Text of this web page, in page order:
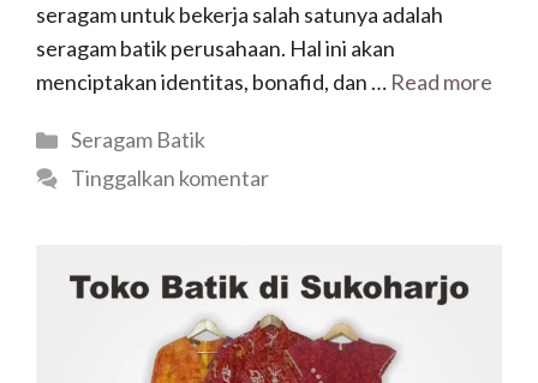
seragam untuk bekerja salah satunya adalah
seragam batik perusahaan. Hal ini akan
menciptakan identitas, bonafid, dan … Read more
Kategori
Seragam Batik
Tinggalkan komentar